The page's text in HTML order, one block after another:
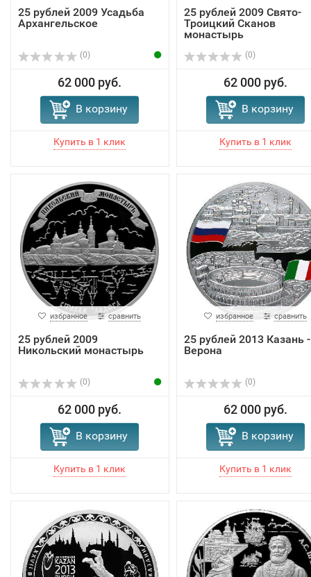
25 рублей 2009 Усадьба
Архангельское
(0)
62 000 руб.
В корзину
25 рублей 2009 Свято-
Троицкий Сканов
монастырь
(0)
62 000 руб.
В корзину
избранное сравнить
25 рублей 2009
Никольский монастырь
(0)
62 000 руб.
В корзину
избранное сравнить
25 рублей 2013 Казань -
Верона
(0)
62 000 руб.
В корзину